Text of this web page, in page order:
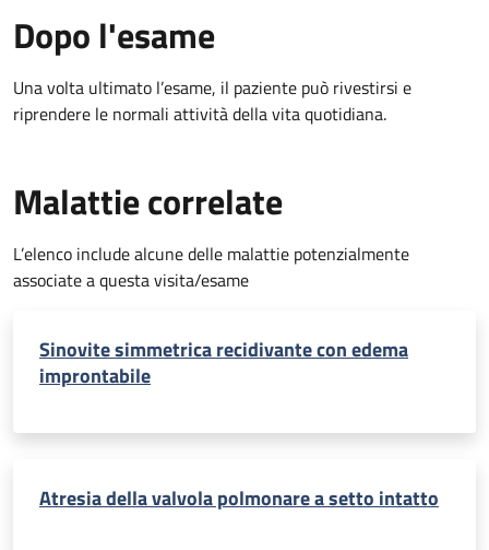
Dopo l'esame
Una volta ultimato l’esame, il paziente può rivestirsi e
riprendere le normali attività della vita quotidiana.
Malattie correlate
L’elenco include alcune delle malattie potenzialmente
associate a questa visita/esame
Sinovite simmetrica recidivante con edema
improntabile
Atresia della valvola polmonare a setto intatto